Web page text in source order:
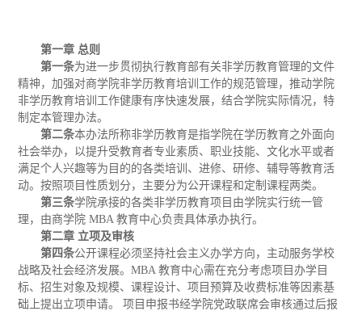
第一章 总则
第一条为进一步贯彻执行教育部有关非学历教育管理的文件
精神，加强对商学院非学历教育培训工作的规范管理，推动学院
非学历教育培训工作健康有序快速发展，结合学院实际情况，特
制定本管理办法。
第二条本办法所称非学历教育是指学院在学历教育之外面向
社会举办，以提升受教育者专业素质、职业技能、文化水平或者
满足个人兴趣等为目的的各类培训、进修、研修、辅导等教育活
动。按照项目性质划分，主要分为公开课程和定制课程两类。
第三条学院承接的各类非学历教育项目由学院实行统一管
理，由商学院 MBA 教育中心负责具体承办执行。
第二章 立项及审核
第四条公开课程必须坚持社会主义办学方向，主动服务学校
战略及社会经济发展。MBA 教育中心需在充分考虑项目办学目
标、招生对象及规模、课程设计、项目预算及收费标准等因素基
础上提出立项申请。 项目申报书经学院党政联席会审核通过后报